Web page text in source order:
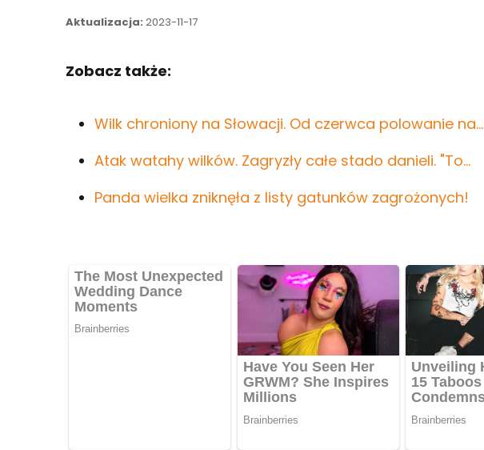
Aktualizacja: 2023-11-17
Zobacz także:
Wilk chroniony na Słowacji. Od czerwca polowanie na…
Atak watahy wilków. Zagryzły całe stado danieli. "To…
Panda wielka zniknęła z listy gatunków zagrożonych!